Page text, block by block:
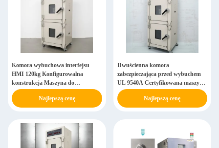
Komora wybuchowa interfejsu
HMI 120kg Konfigurowalna
konstrukcja Maszyna do
testowania igłą baterii
Najlepszą cenę
Dwuścienna komora
zabezpieczająca przed wybuchem
UL 9540A Certyfikowana maszyna
do testowania igły baterii z
interfejsami wieloportowymi
Najlepszą cenę